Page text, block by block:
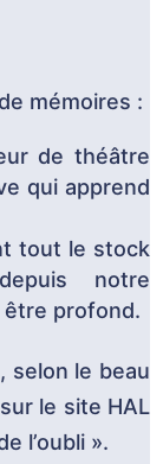
mémoires :
de théâtre
qui apprend
tout le stock
notre
profond.
selon le beau
le site HAL
l’oubli ».